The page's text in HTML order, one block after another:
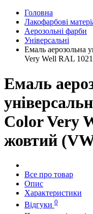
Головна
Лакофарбові
Аерозольні фарби
Універсальні
Емаль аерозольна
Very Well RAL
Емаль
Color Very
жовтий
Все про товар
Опис
Характеристики
Відгуки 0